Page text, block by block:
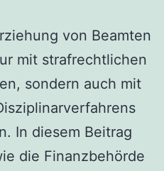
von Beamten
mit strafrechtlichen
sondern auch mit
In diesem Beitrag
die Finanzbehörde